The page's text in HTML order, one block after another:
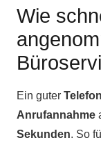
Wie
Ein guter
Anrufannahme
Sekunden. So